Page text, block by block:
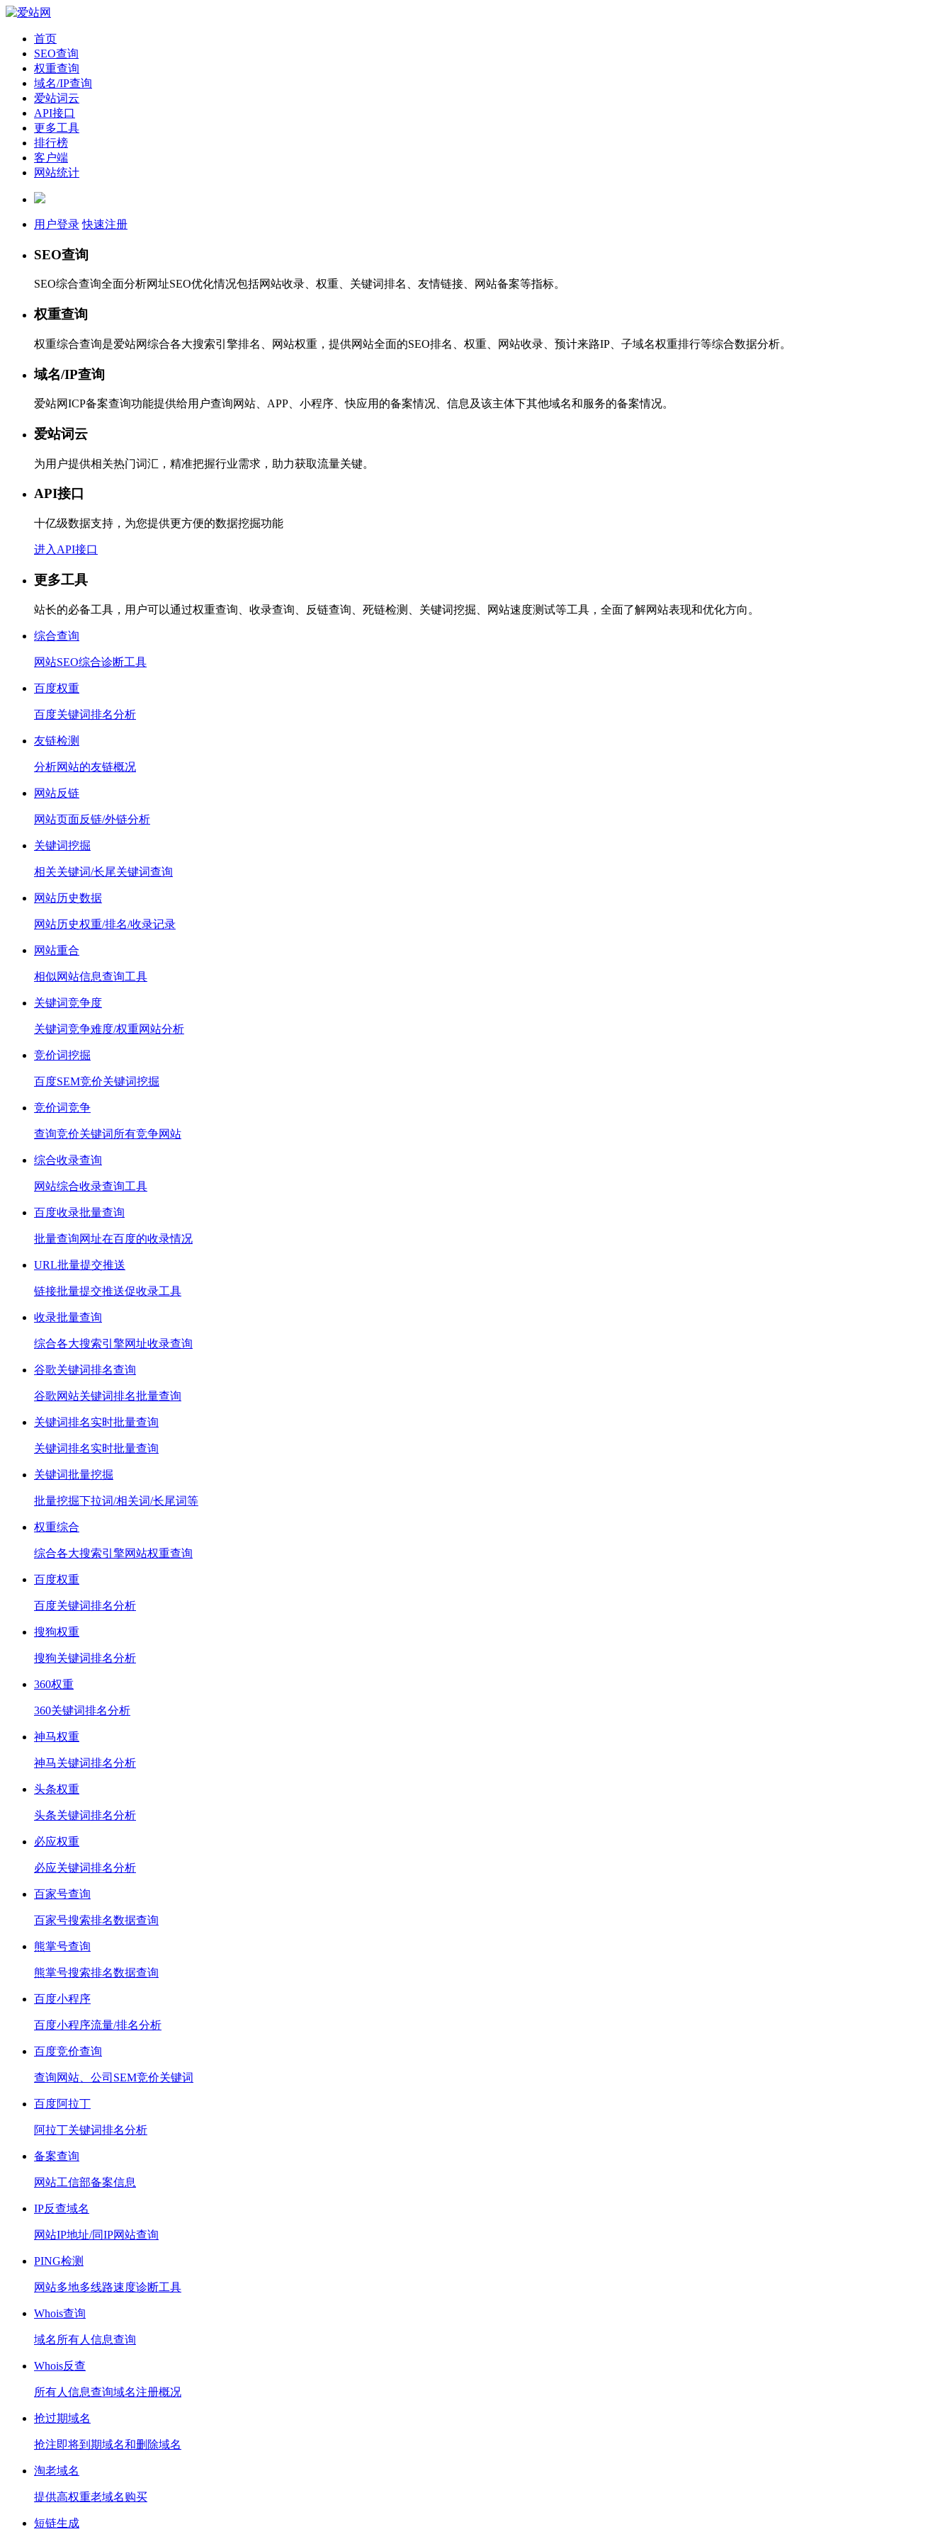
首页
SEO查询
权重查询
域名/IP查询
爱站词云
API接口
更多工具
排行榜
客户端
网站统计
用户登录 快速注册
SEO查询
SEO综合查询全面分析网址SEO优化情况包括网站收录、权重、关键词排名、友情链接、网站备案等指标。
权重查询
权重综合查询是爱站网综合各大搜索引擎排名、网站权重，提供网站全面的SEO排名、权重、网站收录、预计来路IP、子域名权重排行等综合数据分析。
域名/IP查询
爱站网ICP备案查询功能提供给用户查询网站、APP、小程序、快应用的备案情况、信息及该主体下其他域名和服务的备案情况。
爱站词云
为用户提供相关热门词汇，精准把握行业需求，助力获取流量关键。
API接口
十亿级数据支持，为您提供更方便的数据挖掘功能
进入API接口
更多工具
站长的必备工具，用户可以通过权重查询、收录查询、反链查询、死链检测、关键词挖掘、网站速度测试等工具，全面了解网站表现和优化方向。
综合查询
网站SEO综合诊断工具
百度权重
百度关键词排名分析
友链检测
分析网站的友链概况
网站反链
网站页面反链/外链分析
关键词挖掘
相关关键词/长尾关键词查询
网站历史数据
网站历史权重/排名/收录记录
网站重合
相似网站信息查询工具
关键词竞争度
关键词竞争难度/权重网站分析
竞价词挖掘
百度SEM竞价关键词挖掘
竞价词竞争
查询竞价关键词所有竞争网站
综合收录查询
网站综合收录查询工具
百度收录批量查询
批量查询网址在百度的收录情况
URL批量提交推送
链接批量提交推送促收录工具
收录批量查询
综合各大搜索引擎网址收录查询
谷歌关键词排名查询
谷歌网站关键词排名批量查询
关键词排名实时批量查询
关键词排名实时批量查询
关键词批量挖掘
批量挖掘下拉词/相关词/长尾词等
权重综合
综合各大搜索引擎网站权重查询
百度权重
百度关键词排名分析
搜狗权重
搜狗关键词排名分析
360权重
360关键词排名分析
神马权重
神马关键词排名分析
头条权重
头条关键词排名分析
必应权重
必应关键词排名分析
百家号查询
百家号搜索排名数据查询
熊掌号查询
熊掌号搜索排名数据查询
百度小程序
百度小程序流量/排名分析
百度竞价查询
查询网站、公司SEM竞价关键词
百度阿拉丁
阿拉丁关键词排名分析
备案查询
网站工信部备案信息
IP反查域名
网站IP地址/同IP网站查询
PING检测
网站多地多线路速度诊断工具
Whois查询
域名所有人信息查询
Whois反查
所有人信息查询域名注册概况
抢过期域名
抢注即将到期域名和删除域名
淘老域名
提供高权重老域名购买
短链生成